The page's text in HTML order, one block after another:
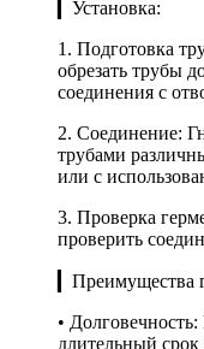
▎Установка:
1. Подготовка
обрезать трубы
соединения с
2. Соединение:
трубами
или с
3. Проверка
проверить
•
длительный